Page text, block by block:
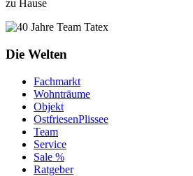
zu Hause
Die Welten
Fachmarkt
Wohnträume
Objekt
OstfriesenPlissee
Team
Service
Sale %
Ratgeber